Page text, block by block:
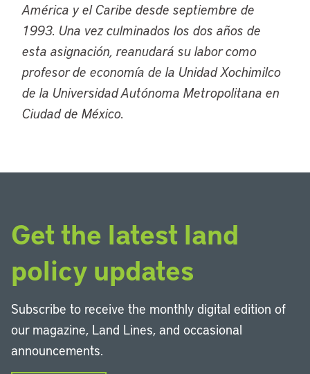
América y el Caribe desde septiembre de
1993. Una vez culminados los dos años de
esta asignación, reanudará su labor como
profesor de economía de la Unidad Xochimilco
de la Universidad Autónoma Metropolitana en
Ciudad de México.
Get the latest land
policy updates
Subscribe to receive the monthly digital edition of
our magazine, Land Lines, and occasional
announcements.